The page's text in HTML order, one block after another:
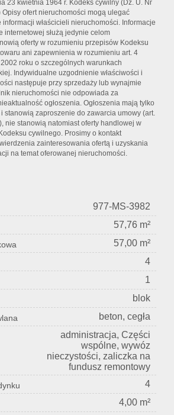
23 kwietnia 1964 r. Kodeks cywilny (Dz. U. Nr
Opisy ofert nieruchomości mogą ulegać
właścicieli nieruchomości. Informacje
internetowej służą jedynie celom
oferty w rozumieniu przepisów Kodeksu
ani zapewnienia w rozumieniu art. 4
roku o szczególnych warunkach
Indywidualne uzgodnienie właściwości i
następuje przy sprzedaży lub wynajmie
nieruchomości nie odpowiada za
ogłoszenia. Ogłoszenia mają tylko
stanowią zaproszenie do zawarcia umowy (art.
nie stanowią natomiast oferty handlowej w
cywilnego. Prosimy o kontakt
zainteresowania ofertą i uzyskania
na temat oferowanej nieruchomości.
977-MS-3982
57,76 m²
57,00 m²
4
1
blok
beton, cegła
administracja, Części
wspólne, wywóz
nieczystości, zaliczka na
fundusz remontowy
4
4,00 m²